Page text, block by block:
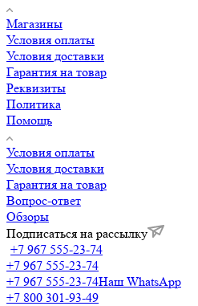
Магазины
Условия оплаты
Условия доставки
Гарантия на товар
Реквизиты
Политика
Помощь
Условия оплаты
Условия доставки
Гарантия на товар
Вопрос-ответ
Обзоры
Подписаться на рассылку
+7 967 555-23-74
+7 967 555-23-74
+7 967 555-23-74Наш WhatsApp
+7 800 301-93-49